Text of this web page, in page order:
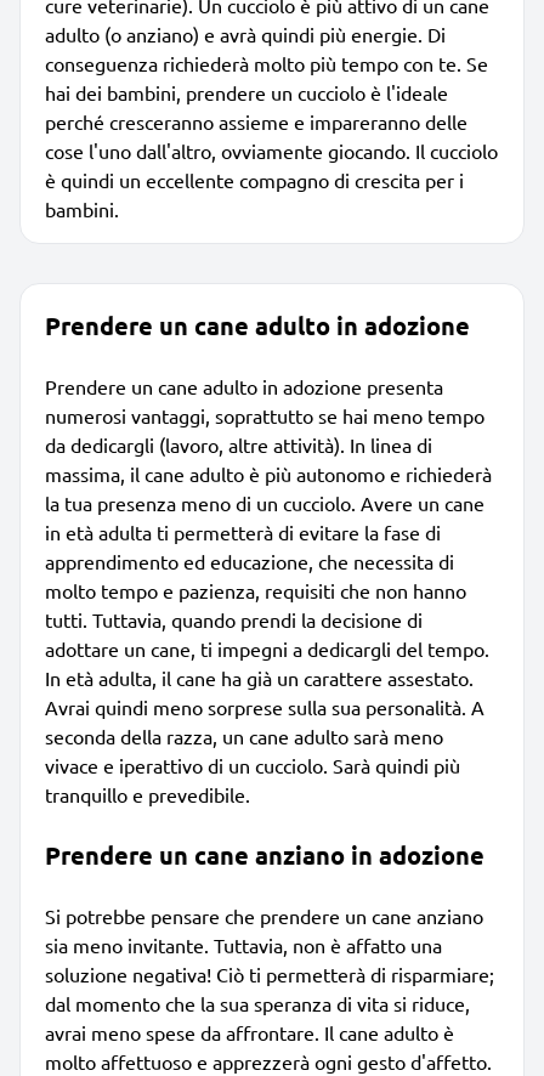
adulto (o anziano) e avrà quindi più energie. Di
conseguenza richiederà molto più tempo con te. Se
hai dei bambini, prendere un cucciolo è l'ideale
perché cresceranno assieme e impareranno delle
cose l'uno dall'altro, ovviamente giocando. Il cucciolo
è quindi un eccellente compagno di crescita per i
bambini.
Prendere un cane adulto in adozione
Prendere un cane adulto in adozione presenta
numerosi vantaggi, soprattutto se hai meno tempo
da dedicargli (lavoro, altre attività). In linea di
massima, il cane adulto è più autonomo e richiederà
la tua presenza meno di un cucciolo. Avere un cane
in età adulta ti permetterà di evitare la fase di
apprendimento ed educazione, che necessita di
molto tempo e pazienza, requisiti che non hanno
tutti. Tuttavia, quando prendi la decisione di
adottare un cane, ti impegni a dedicargli del tempo.
In età adulta, il cane ha già un carattere assestato.
Avrai quindi meno sorprese sulla sua personalità. A
seconda della razza, un cane adulto sarà meno
vivace e iperattivo di un cucciolo. Sarà quindi più
tranquillo e prevedibile.
Prendere un cane anziano in adozione
Si potrebbe pensare che prendere un cane anziano
sia meno invitante. Tuttavia, non è affatto una
soluzione negativa! Ciò ti permetterà di risparmiare;
dal momento che la sua speranza di vita si riduce,
avrai meno spese da affrontare. Il cane adulto è
molto affettuoso e apprezzerà ogni gesto d'affetto.